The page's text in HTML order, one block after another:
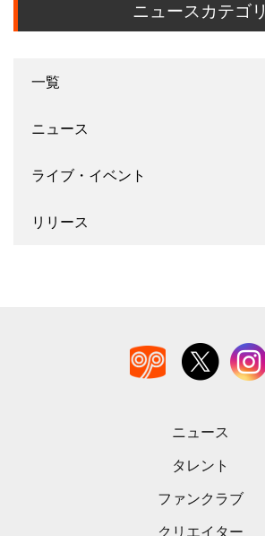
ニュースカテゴリ
一覧
ニュース
ライブ・イベント
リリース
ニュース
タレント
ファンクラブ
クリエイター